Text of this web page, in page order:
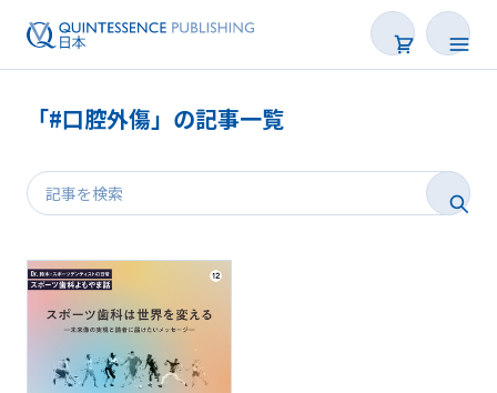
連載
「#口腔外傷」の記事一覧